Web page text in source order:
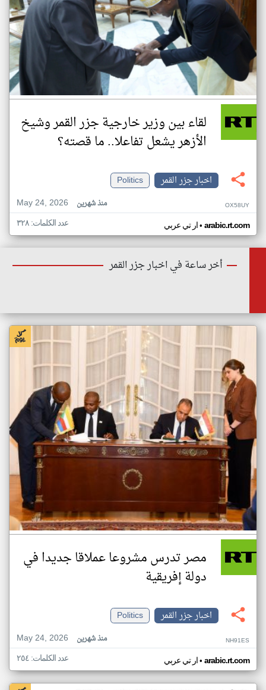
لقاء بين وزير خارجية جزر القمر وشيخ
الأزهر يشعل تفاعلا.. ما قصته؟
اخبار جزر القمر
Politics
May 24, 2026
منذ شهرين OX58UY
ار تي عربي• arabic.rt.com عدد الكلمات: ٣٢٨
أخر ساعة في اخبار جزر القمر
مصر تدرس مشروعا عملاقا جديدا في
دولة إفريقية
اخبار جزر القمر
Politics
May 24, 2026
منذ شهرين NH91ES
ار تي عربي• arabic.rt.com عدد الكلمات: ٢٥٤